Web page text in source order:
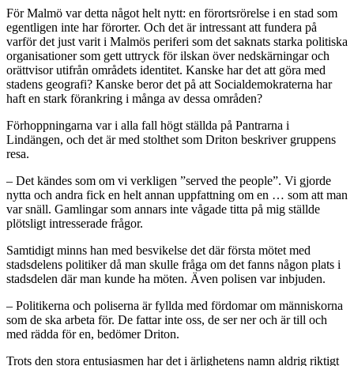
För Malmö var detta något helt nytt: en förortsrörelse i en stad som
egentligen inte har förorter. Och det är intressant att fundera på
varför det just varit i Malmös periferi som det saknats starka politiska
organisationer som gett uttryck för ilskan över nedskärningar och
orättvisor utifrån områdets identitet. Kanske har det att göra med
stadens geografi? Kanske beror det på att Socialdemokraterna har
haft en stark förankring i många av dessa områden?
Förhoppningarna var i alla fall högt ställda på Pantrarna i
Lindängen, och det är med stolthet som Driton beskriver gruppens
resa.
– Det kändes som om vi verkligen ”served the people”. Vi gjorde
nytta och andra fick en helt annan uppfattning om en … som att man
var snäll. Gamlingar som annars inte vågade titta på mig ställde
plötsligt intresserade frågor.
Samtidigt minns han med besvikelse det där första mötet med
stadsdelens politiker då man skulle fråga om det fanns någon plats i
stadsdelen där man kunde ha möten. Även polisen var inbjuden.
– Politikerna och poliserna är fyllda med fördomar om människorna
som de ska arbeta för. De fattar inte oss, de ser ner och är till och
med rädda för en, bedömer Driton.
Trots den stora entusiasmen har det i ärlighetens namn aldrig riktigt